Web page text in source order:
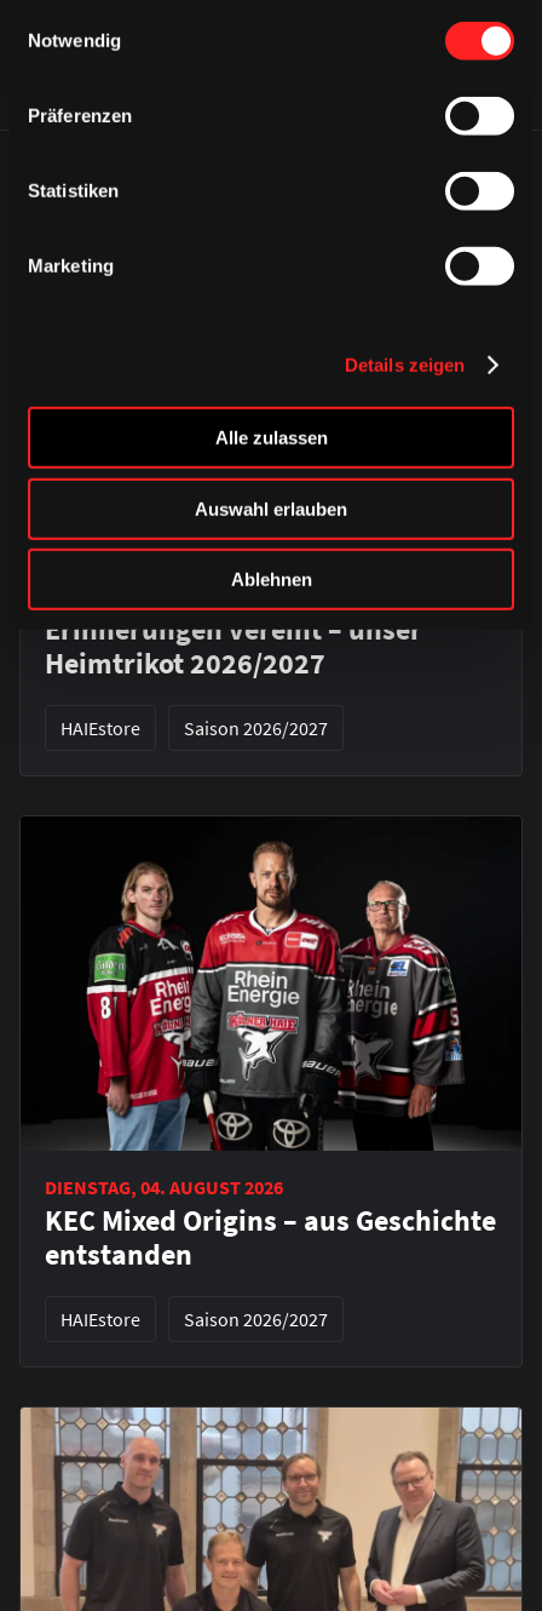
Notwendig
Präferenzen
Statistiken
Marketing
Details zeigen
Alle zulassen
Auswahl erlauben
Ablehnen
ÄHNLICHE NEWS
Erinnerungen vereint – unser
Heimtrikot 2026/2027
HAIEstore Saison 2026/2027
DIENSTAG, 04. AUGUST 2026
KEC Mixed Origins – aus Geschichte
entstanden
HAIEstore Saison 2026/2027